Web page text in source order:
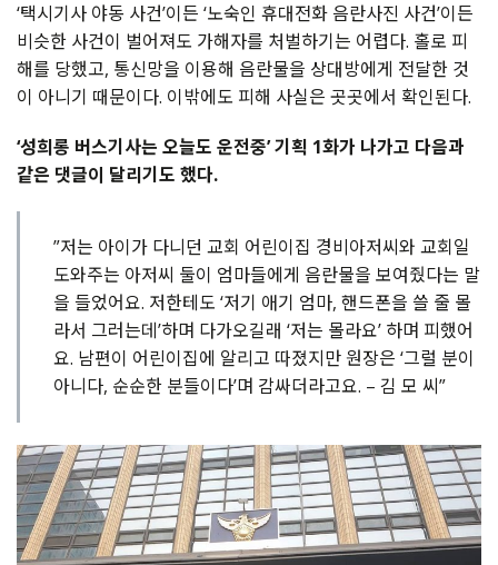
‘택시기사 야동 사건’이든 ‘노숙인 휴대전화 음란사진 사건’이든
비슷한 사건이 벌어져도 가해자를 처벌하기는 어렵다. 홀로 피
해를 당했고, 통신망을 이용해 음란물을 상대방에게 전달한 것
이 아니기 때문이다. 이밖에도 피해 사실은 곳곳에서 확인된다.
‘성희롱 버스기사는 오늘도 운전중’ 기획 1화가 나가고 다음과
같은 댓글이 달리기도 했다.
”저는 아이가 다니던 교회 어린이집 경비아저씨와 교회일
도와주는 아저씨 둘이 엄마들에게 음란물을 보여줬다는 말
을 들었어요. 저한테도 ‘저기 애기 엄마, 핸드폰을 쓸 줄 몰
라서 그러는데’하며 다가오길래 ‘저는 몰라요’ 하며 피했어
요. 남편이 어린이집에 알리고 따졌지만 원장은 ‘그럴 분이
아니다, 순순한 분들이다’며 감싸더라고요. – 김 모 씨”